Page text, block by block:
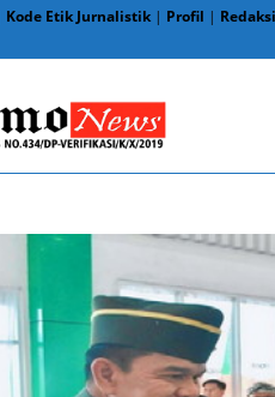
Kode Etik Jurnalistik | Profil | Redaksi